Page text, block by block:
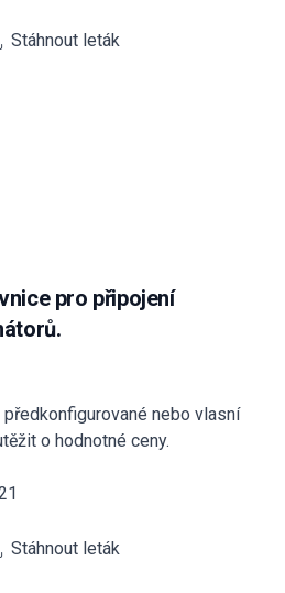
Stáhnout leták
pro připojení
nebo vlasní
o hodnotné ceny.
Stáhnout leták